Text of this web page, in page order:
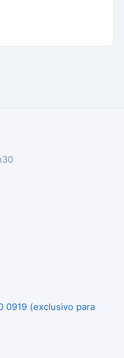
0919 (exclusivo para